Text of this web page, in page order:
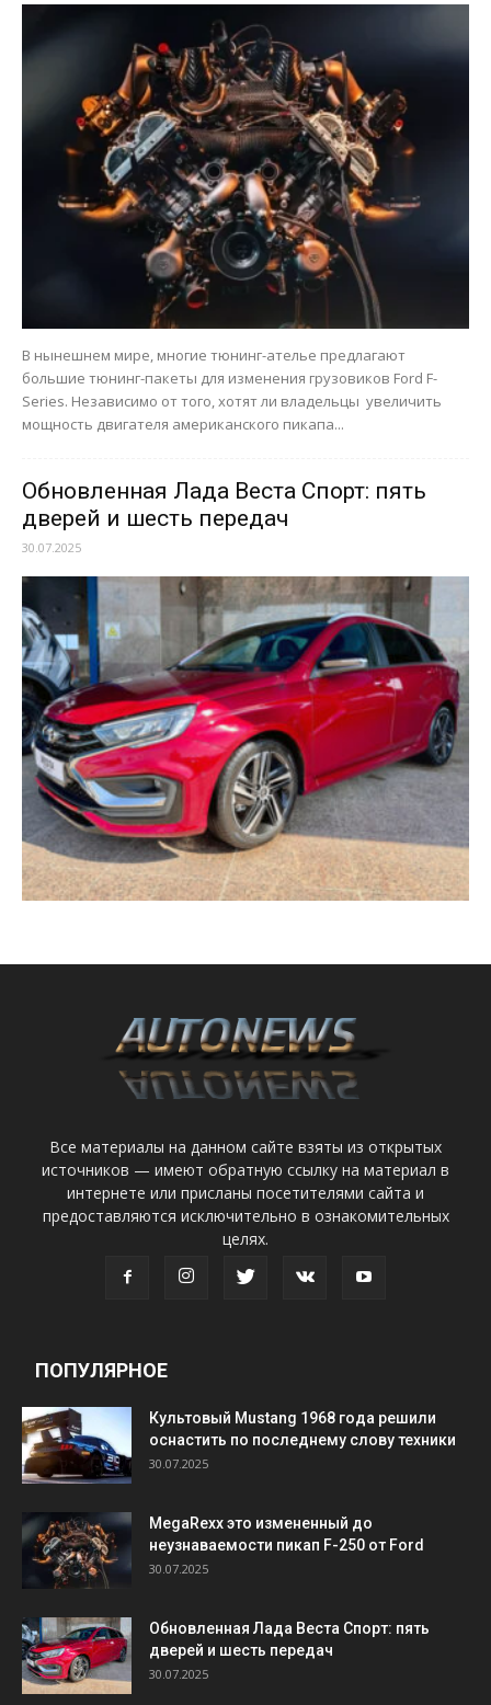
В нынешнем мире, многие тюнинг-ателье предлагают
большие тюнинг-пакеты для изменения грузовиков Ford F-
Series. Независимо от того, хотят ли владельцы увеличить
мощность двигателя американского пикапа...
Обновленная Лада Веста Спорт: пять
дверей и шесть передач
30.07.2025
Все материалы на данном сайте взяты из открытых
источников — имеют обратную ссылку на материал в
интернете или присланы посетителями сайта и
предоставляются исключительно в ознакомительных
целях.
ПОПУЛЯРНОЕ
Культовый Mustang 1968 года решили
оснастить по последнему слову техники
30.07.2025
MegaRexx это измененный до
неузнаваемости пикап F-250 от Ford
30.07.2025
Обновленная Лада Веста Спорт: пять
дверей и шесть передач
30.07.2025